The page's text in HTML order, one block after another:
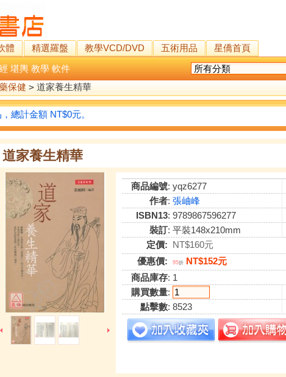
體 精選羅盤 教學VCD/DVD 五術用品
星僑首頁
堪輿 教學 軟件
保健 > 道家養生精華
總計金額 NT$0元。
道家養生精華
商品編號: yqz6277
作者: 張岫峰
ISBN13: 9789867596277
裝訂: 平裝148x210mm
定價: NT$160元
優惠價:
95折 NT$152元
商品庫存: 1
購買數量:
點擊數: 8523